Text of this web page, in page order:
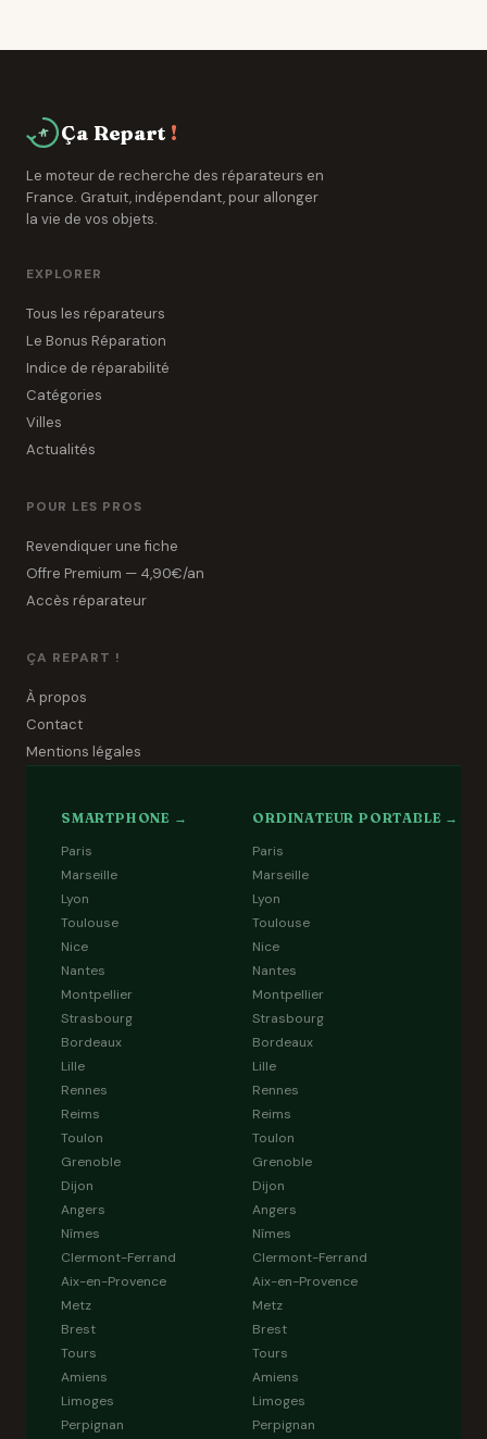
Gesnes-le-Gandelin ont accès à des réseaux de
Ça Repart !
Le moteur de recherche des réparateurs en
France. Gratuit, indépendant, pour allonger
la vie de vos objets.
EXPLORER
Tous les réparateurs
Le Bonus Réparation
Indice de réparabilité
Catégories
Villes
Actualités
POUR LES PROS
Revendiquer une fiche
Offre Premium — 4,90€/an
Accès réparateur
ÇA REPART !
À propos
Contact
Mentions légales
SMARTPHONE →
Paris
Marseille
Lyon
Toulouse
Nice
Nantes
Montpellier
Strasbourg
Bordeaux
Lille
Rennes
Reims
Toulon
Grenoble
Dijon
Angers
Nîmes
Clermont-Ferrand
Aix-en-Provence
Metz
Brest
Tours
Amiens
Limoges
Perpignan
ORDINATEUR PORTABLE →
Paris
Marseille
Lyon
Toulouse
Nice
Nantes
Montpellier
Strasbourg
Bordeaux
Lille
Rennes
Reims
Toulon
Grenoble
Dijon
Angers
Nîmes
Clermont-Ferrand
Aix-en-Provence
Metz
Brest
Tours
Amiens
Limoges
Perpignan